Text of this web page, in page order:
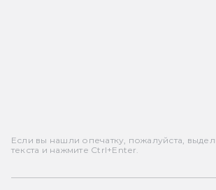
Если вы нашли опечатку, пожалуйста,
текста и нажмите Ctrl+Enter.